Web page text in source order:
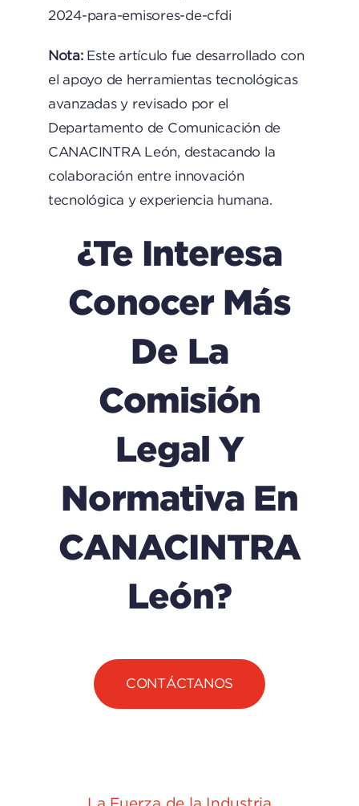
2024-para-emisores-de-cfdi
Nota:Este artículo fue desarrollado con
el apoyo de herramientas tecnológicas
avanzadas y revisado por el
Departamento de Comunicación de
CANACINTRA León, destacando la
colaboración entre innovación
tecnológica y experiencia humana.
¿Te Interesa
Conocer Más
De La
Comisión
Legal Y
Normativa En
CANACINTRA
León?
CONTÁCTANOS
La Fuerza de la Industria